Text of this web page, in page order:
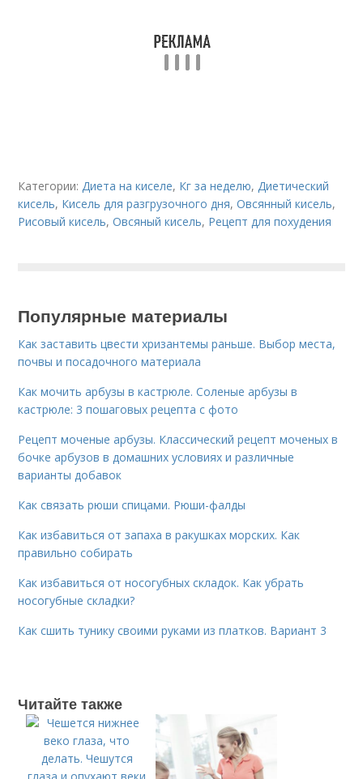
Категории:Диета на киселе, Кг за неделю,Диетический
кисель, Кисель для разгрузочного дня,Овсянный кисель,
Рисовый кисель,Овсяный кисель, Рецепт для похудения
Популярные материалы
Как заставить цвести хризантемы раньше. Выбор места,
почвы и посадочного материала
Как мочить арбузы в кастрюле. Соленые арбузы в
кастрюле: 3 пошаговых рецепта с фото
Рецепт моченые арбузы. Классический рецепт моченых в
бочке арбузов в домашних условиях и различные
варианты добавок
Как связать рюши спицами. Рюши-фалды
Как избавиться от запаха в ракушках морских. Как
правильно собирать
Как избавиться от носогубных складок. Как убрать
носогубные складки?
Как сшить тунику своими руками из платков. Вариант 3
Читайте также